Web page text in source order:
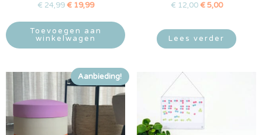
€ 24,99 €19,99
Toevoegen aan
winkelwagen
€ 12,00 €5,00
Lees verder
Aanbieding!